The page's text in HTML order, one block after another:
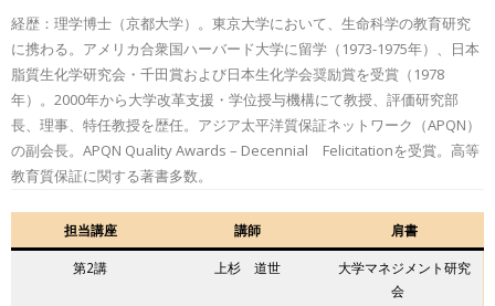
経歴：理学博士（京都大学）。東京大学において、生命科学の教育研究
に携わる。アメリカ合衆国ハーバード大学に留学（1973-1975年）、日本
脂質生化学研究会・千田賞および日本生化学会奨励賞を受賞（1978
年）。2000年から大学改革支援・学位授与機構にて教授、評価研究部
長、理事、特任教授を歴任。アジア太平洋質保証ネットワーク（APQN）
の副会長。APQN Quality Awards – Decennial Felicitationを受賞。高等
教育質保証に関する著書多数。
担当講座 講師 肩書
第2講 上杉 道世
大学マネジメント研究
会